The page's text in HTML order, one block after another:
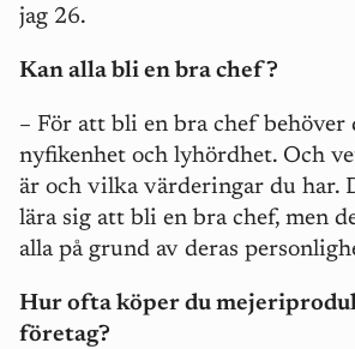
jag 26.
Kan alla bli en bra chef?
– För att bli en bra chef behöver
nyfikenhet och lyhördhet. Och
är och vilka värderingar du har.
lära sig att bli en bra chef, men
alla på grund av deras
Hur ofta köper du
företag?